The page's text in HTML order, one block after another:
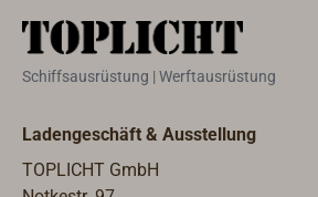
Schiffsausrüstung | Werftausrüstung
Ladengeschäft & Ausstellung
TOPLICHT GmbH